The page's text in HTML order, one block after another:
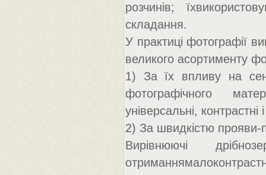
розчинів;
складання.
У практиці фотографії
великого асортименту
1) За їх впливу на
фотографічного
універсальні,
2) За швидкістю прояви-
Вирівнюючі